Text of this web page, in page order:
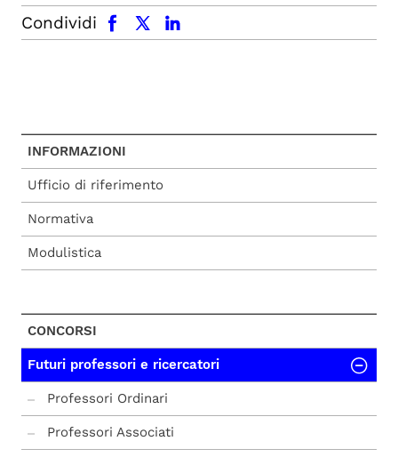
Condividi
facebook x.com linkedin
INFORMAZIONI
Ufficio di riferimento
Normativa
Modulistica
CONCORSI
Futuri professori e ricercatori
Professori Ordinari
Professori Associati